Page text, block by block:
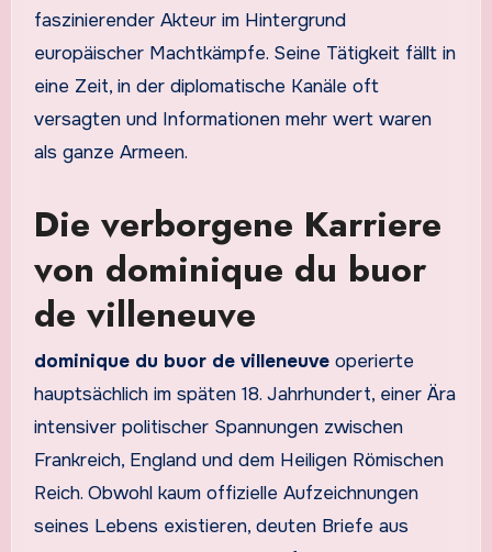
faszinierender Akteur im Hintergrund
europäischer Machtkämpfe. Seine Tätigkeit fällt in
eine Zeit, in der diplomatische Kanäle oft
versagten und Informationen mehr wert waren
als ganze Armeen.
Die verborgene Karriere
von dominique du buor
de villeneuve
dominique du buor de villeneuveoperierte
hauptsächlich im späten 18. Jahrhundert, einer Ära
intensiver politischer Spannungen zwischen
Frankreich, England und dem Heiligen Römischen
Reich. Obwohl kaum offizielle Aufzeichnungen
seines Lebens existieren, deuten Briefe aus